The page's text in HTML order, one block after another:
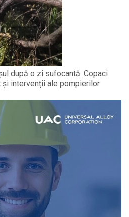
după o zi sufocantă. Copaci
și intervenții ale pompierilor